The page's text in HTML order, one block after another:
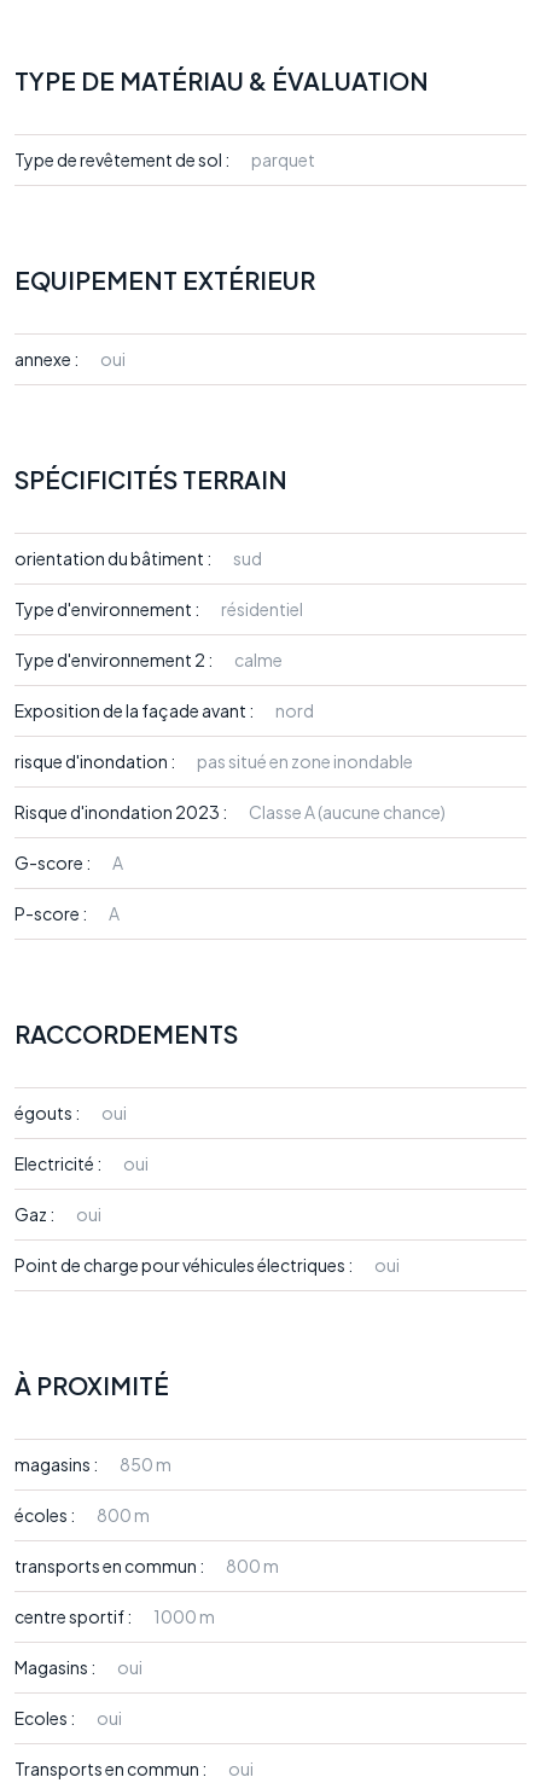
TYPE DE MATÉRIAU & ÉVALUATION
Type de revêtement de sol : parquet
EQUIPEMENT EXTÉRIEUR
annexe : oui
SPÉCIFICITÉS TERRAIN
orientation du bâtiment : sud
Type d'environnement : résidentiel
Type d'environnement 2 : calme
Exposition de la façade avant : nord
risque d'inondation : pas situé en zone inondable
Risque d'inondation 2023 : Classe A (aucune chance)
G-score : A
P-score : A
RACCORDEMENTS
égouts : oui
Electricité : oui
Gaz : oui
Point de charge pour véhicules électriques : oui
À PROXIMITÉ
magasins : 850 m
écoles : 800 m
transports en commun : 800 m
centre sportif : 1000 m
Magasins : oui
Ecoles : oui
Transports en commun : oui